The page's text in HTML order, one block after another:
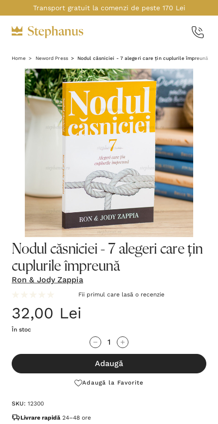
Transport gratuit la comenzi de peste 170 Lei
Home Neword Press Nodul căsniciei - 7 alegeri care țin cuplurile împreună
Nodul căsniciei - 7 alegeri care țin
cuplurile împreună
Ron & Jody Zappia
Fii primul care lasă o recenzie
32,00 Lei
În stoc
te!
Stocul
Adaugă
Adaugă la Favorite
SKU: 12300
Livrare rapidă 24–48 ore